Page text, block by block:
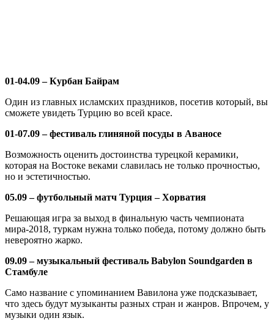
01-04.09 – Курбан Байрам
Один из главных исламских праздников, посетив который, вы
сможете увидеть Турцию во всей красе.
01-07.09 – фестиваль глиняной посуды в Аваносе
Возможность оценить достоинства турецкой керамики,
которая на Востоке веками славилась не только прочностью,
но и эстетичностью.
05.09 – футбольный матч Турция – Хорватия
Решающая игра за выход в финальную часть чемпионата
мира-2018, туркам нужна только победа, потому должно быть
невероятно жарко.
09.09 – музыкальный фестиваль Babylon Soundgarden в
Стамбуле
Само название с упоминанием Вавилона уже подсказывает,
что здесь будут музыканты разных стран и жанров. Впрочем, у
музыки один язык.